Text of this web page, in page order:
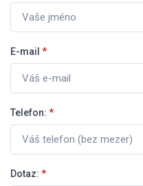
E-mail *
Telefon: *
Dotaz: *